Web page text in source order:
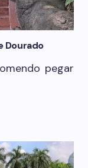
Dourado
pegar